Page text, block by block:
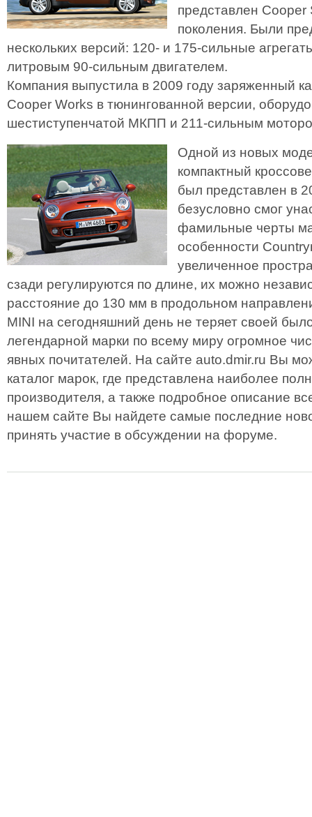
представлен
поколения. Были
нескольких версий: 120- и 175-сильные
литровым 90-сильным двигателем.
Компания выпустила в 2009 году заряженный
Cooper Works в тюнингованной версии,
шестиступенчатой МКПП и 211-сильным
Одной из новых
компактный
был представлен в
безусловно смог
фамильные черты
особенности
увеличенное
сзади регулируются по длине, их можно
расстояние до 130 мм в продольном
MINI на сегодняшний день не теряет своей
легендарной марки по всему миру огромное
явных почитателей. На сайте auto.dmir.ru Вы
каталог марок, где представлена наиболее
производителя, а также подробное описание
нашем сайте Вы найдете самые последние
принять участие в обсуждении на форуме.